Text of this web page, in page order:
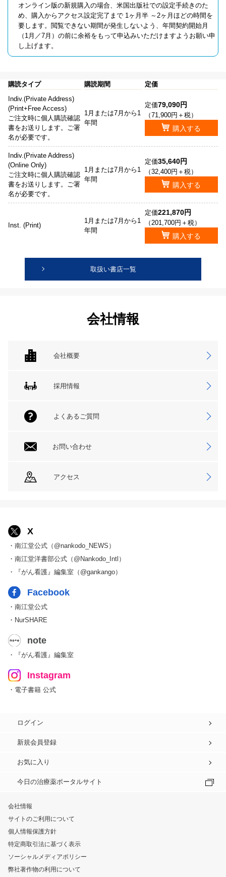
オンライン版の新規購入の場合、米国出版社での設定手続きのた
め、購入からアクセス設定完了まで 1ヶ月半 ～2ヶ月ほどの時間を
要します。閲覧できない期間が発生しないよう、年間契約開始月
（1月／7月）の前に余裕をもって申込みいただけますようお願い申
し上げます。
購読タイプ 購読期間
定価
Indiv.(Private Address)
(Print+Free Access)
ご注文時に個人購読確認
書をお送りします。ご署
名が必要です。
1月または7月から1
年間
定価79,090円
（71,900円＋税）
購入する
Indiv.(Private Address)
(Online Only)
ご注文時に個人購読確認
書をお送りします。ご署
名が必要です。
1月または7月から1
年間
定価35,640円
（32,400円＋税）
購入する
Inst. (Print)
1月または7月から1
年間
定価221,870円
（201,700円＋税）
購入する
取扱い書店一覧
会社情報
会社概要
採用情報
よくあるご質問
お問い合わせ
アクセス
X
・南江堂公式（@nankodo_NEWS）
・南江堂洋書部公式（@Nankodo_Intl）
・『がん看護』編集室（@gankango）
Facebook
・南江堂公式
・NurSHARE
note
・『がん看護』編集室
Instagram
・電子書籍 公式
ログイン
新規会員登録
お気に入り
今日の治療薬ポータルサイト
会社情報
サイトのご利用について
個人情報保護方針
特定商取引法に基づく表示
ソーシャルメディアポリシー
弊社著作物の利用について